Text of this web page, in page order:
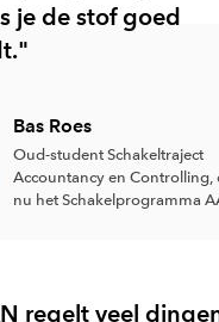
je de stof goed
Bas Roes
Oud-student Schakeltraject
Accountancy en Controlling,
nu het Schakelprogramma
regelt veel